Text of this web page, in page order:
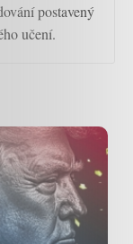
postavený
učení.